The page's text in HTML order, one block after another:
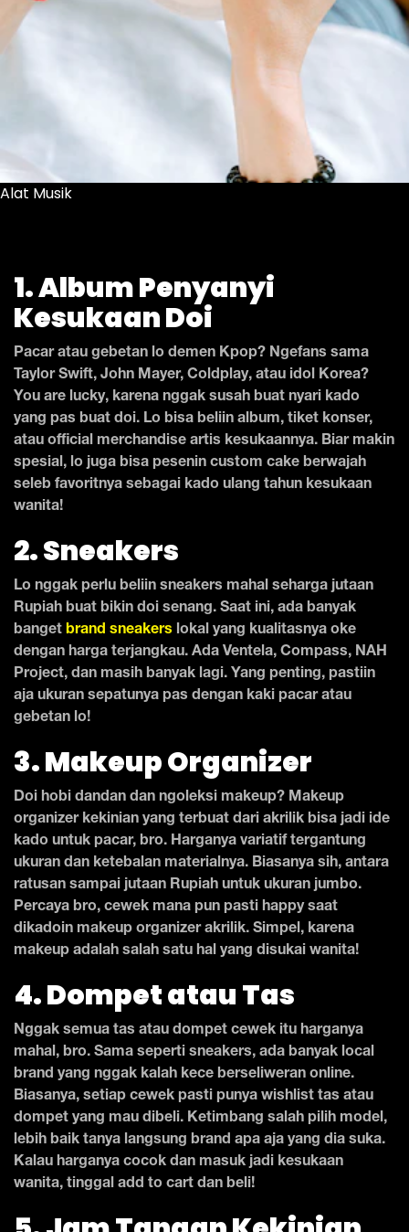
Alat Musik
1. Album Penyanyi
Kesukaan Doi
Pacar atau gebetan lo demen Kpop? Ngefans sama
Taylor Swift, John Mayer, Coldplay, atau idol Korea?
You are lucky, karena nggak susah buat nyari kado
yang pas buat doi. Lo bisa beliin album, tiket konser,
atau official merchandise artis kesukaannya. Biar makin
spesial, lo juga bisa pesenin custom cake berwajah
seleb favoritnya sebagai kado ulang tahun kesukaan
wanita!
2. Sneakers
Lo nggak perlu beliin sneakers mahal seharga jutaan
Rupiah buat bikin doi senang. Saat ini, ada banyak
banget brand sneakers lokal yang kualitasnya oke
dengan harga terjangkau. Ada Ventela, Compass, NAH
Project, dan masih banyak lagi. Yang penting, pastiin
aja ukuran sepatunya pas dengan kaki pacar atau
gebetan lo!
3. Makeup Organizer
Doi hobi dandan dan ngoleksi makeup? Makeup
organizer kekinian yang terbuat dari akrilik bisa jadi ide
kado untuk pacar, bro. Harganya variatif tergantung
ukuran dan ketebalan materialnya. Biasanya sih, antara
ratusan sampai jutaan Rupiah untuk ukuran jumbo.
Percaya bro, cewek mana pun pasti happy saat
dikadoin makeup organizer akrilik. Simpel, karena
makeup adalah salah satu hal yang disukai wanita!
4. Dompet atau Tas
Nggak semua tas atau dompet cewek itu harganya
mahal, bro. Sama seperti sneakers, ada banyak local
brand yang nggak kalah kece berseliweran online.
Biasanya, setiap cewek pasti punya wishlist tas atau
dompet yang mau dibeli. Ketimbang salah pilih model,
lebih baik tanya langsung brand apa aja yang dia suka.
Kalau harganya cocok dan masuk jadi kesukaan
wanita, tinggal add to cart dan beli!